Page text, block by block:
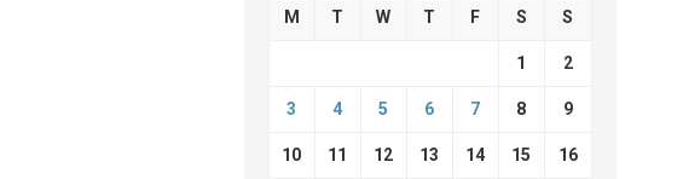
M T W T F S S
1 2
3 4 5 6 7 8 9
10 11 12 13 14 15 16